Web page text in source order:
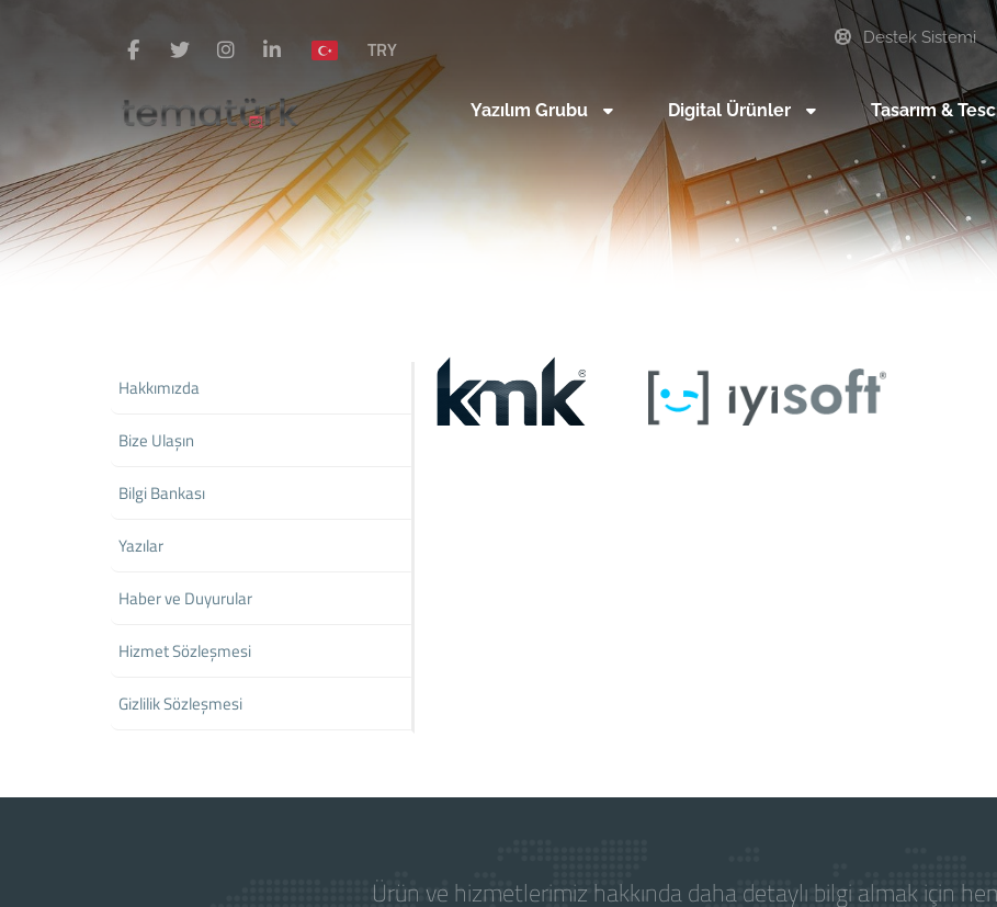
Destek Sistemi
TRY
Yazılım Grubu Digital Ürünler Tasarım &
Hakkımızda
Bize Ulaşın
Bilgi Bankası
Yazılar
Haber ve Duyurular
Hizmet Sözleşmesi
Gizlilik Sözleşmesi
Ürün ve hizmetlerimiz hakkında daha detaylı bilgi almak için